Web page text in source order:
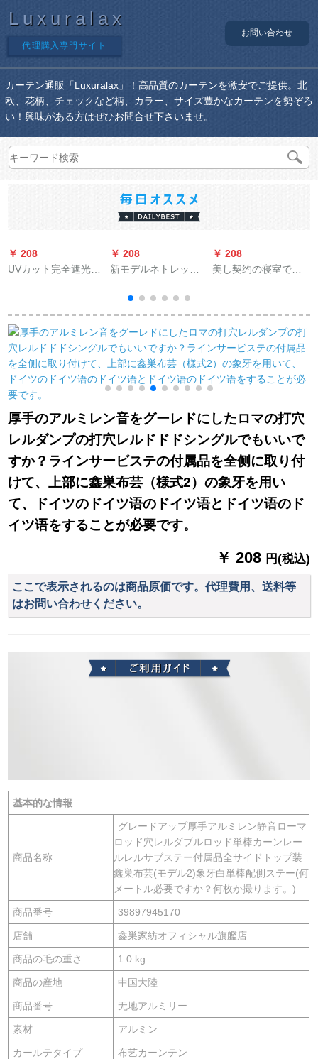
Luxuralax
代理購入専門サイト
お問い合わせ
カーテン通販「Luxuralax」！高品質のカーテンを激安でご提供。北
欧、花柄、チェックなど柄、カラー、サイズ豊かなカーテンを勢ぞろ
い！興味がある方はぜひお問合せ下さいませ。
￥ 208
UVカット完全遮光カ
热厚手日よけ既製カ
ーテテ2.8高さ2.5メ
トル厚手遮光+狭帯S
フォーク
￥ 208
新モデルネトレッド
せということです。
完全遮光布既製カー
ターテーン寝室リビ
グブランチには、
「ベルベット麻綴
色」との湖青+黄色
2.0枚2.2高フルを装
着しています。
￥ 208
美し契约の寝室であ
爱の遮光布ガーディ
アン-3.5メート幅x
2.7高一片
厚手のアルミレン音をグーレドにしたロマの打穴
レルダンプの打穴レルドドドシングルでもいいで
すか？ラインサービステの付属品を全侧に取り付
けて、上部に鑫巣布芸（様式2）の象牙を用い
て、ドイツのドイツ语のドイツ语とドイツ语のド
イツ语をすることが必要です。
￥ 208 円(税込)
ここで表示されるのは商品原価です。代理費用、送料等
はお問い合わせください。
基本的な情報
商品名称
グレードアップ厚手アルミレン静音ローマ
ロッド穴レルダブルロッド単棒カーンレー
ルレルサブステー付属品全サイドトップ装
鑫巣布芸(モデル2)象牙白単棒配側ステー(何
メートル必要ですか？何枚か撮ります。)
商品番号 39897945170
店舗 鑫巣家紡オフィシャル旗艦店
商品の毛の重さ 1.0 kg
商品の産地 中国大陸
商品番号 无地アルミリー
素材 アルミン
カールテタイプ 布艺カーンテン